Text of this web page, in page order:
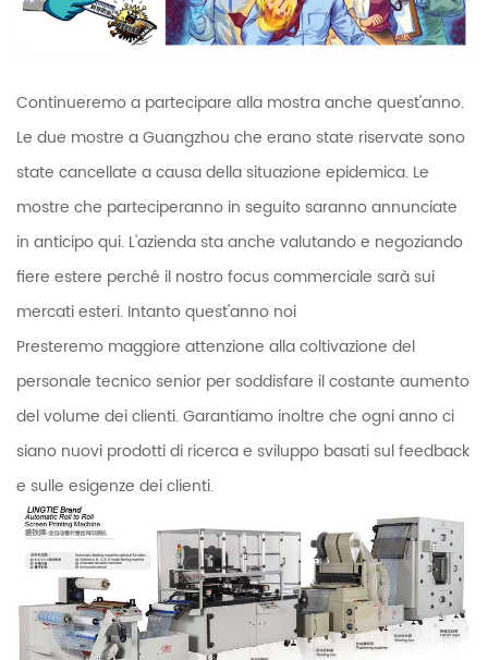
Continueremo a partecipare alla mostra anche quest'anno.
Le due mostre a Guangzhou che erano state riservate sono
state cancellate a causa della situazione epidemica. Le
mostre che parteciperanno in seguito saranno annunciate
in anticipo qui. L'azienda sta anche valutando e negoziando
fiere estere perché il nostro focus commerciale sarà sui
mercati esteri. Intanto quest'anno noi
Presteremo maggiore attenzione alla coltivazione del
personale tecnico senior per soddisfare il costante aumento
del volume dei clienti. Garantiamo inoltre che ogni anno ci
siano nuovi prodotti di ricerca e sviluppo basati sul feedback
e sulle esigenze dei clienti.